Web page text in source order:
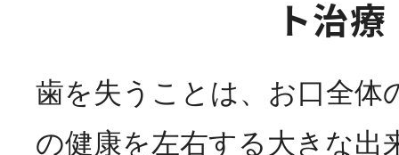
ト治療
歯を失うことは、お口全体
の健康を左右する大きな出